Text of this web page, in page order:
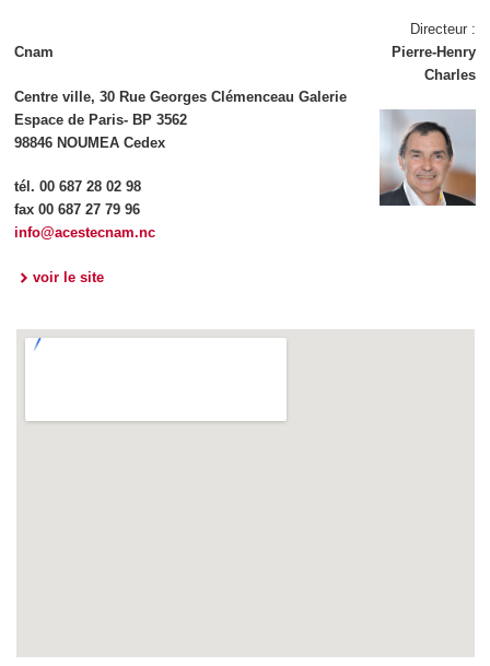
Cnam
Centre ville, 30 Rue Georges Clémenceau Galerie
Espace de Paris- BP 3562
98846 NOUMEA Cedex
tél. 00 687 28 02 98
fax 00 687 27 79 96
info@acestecnam.nc
voir le site
Directeur :
Pierre-Henry
Charles